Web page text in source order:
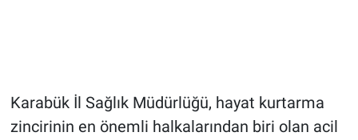
Karabük İl Sağlık Müdürlüğü, hayat kurtarma
zincirinin en önemli halkalarından biri olan acil